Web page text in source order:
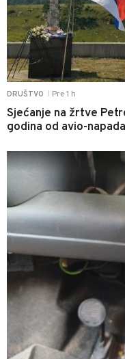
DRUŠTVO Pre 1 h
Sjećanje na žrtve
godina od avio-